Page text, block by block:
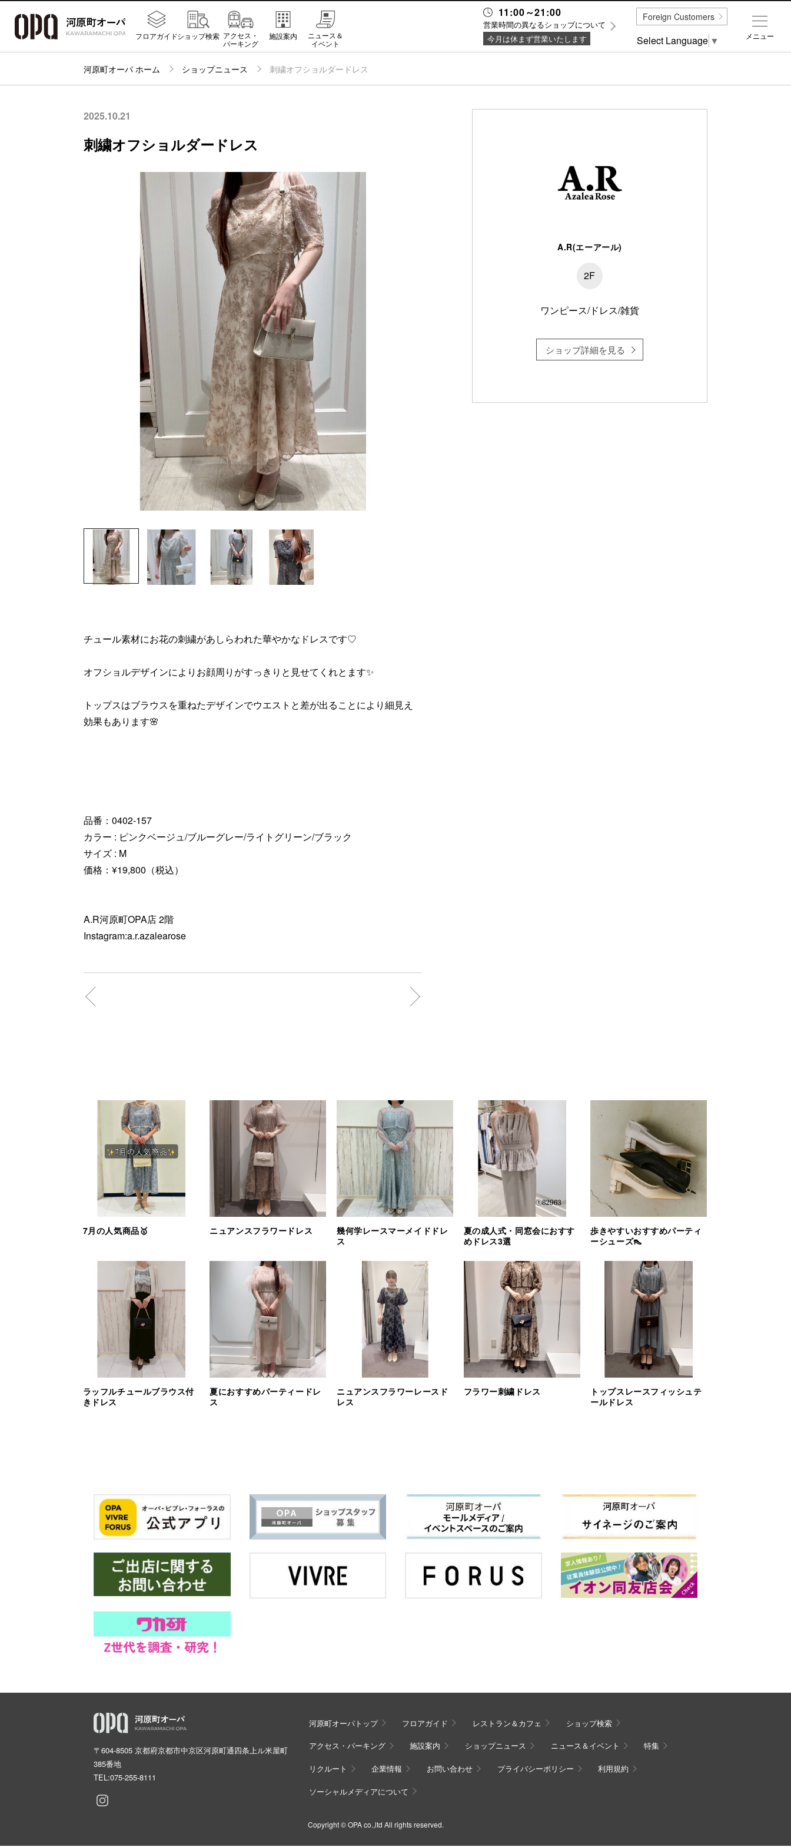
11:00～21:00
営業時間の異なるショップについて
今月は休まず営業いたします
フロアガイドショップ検索 アクセス・
パーキング
施設案内
ニュース＆
イベント
河原町オーパ ホーム ショップニュース 刺繍オフショルダードレス
2025.10.21
刺繍オフショルダードレス
チュール素材にお花の刺繍があしらわれた華やかなドレスです♡
オフショルデザインによりお顔周りがすっきりと見せてくれとます✨️
トップスはブラウスを重ねたデザインでウエストと差が出ることにより細見え
効果もあります🌸
品番：0402-157
カラー : ピンクベージュ/ブルーグレー/ライトグリーン/ブラック
サイズ : M
価格：¥19,800（税込）
A.R河原町OPA店 2階
Instagram:a.r.azalearose
A.R(エーアール)
2F
ワンピース/ドレス/雑貨
ショップ詳細を見る
7月の人気商品🥇 ニュアンスフラワードレス
幾何学レースマーメイドドレ
ス
夏の成人式・同窓会におすす
めドレス3選
歩きやすいおすすめパーティ
ーシューズ👠
ラッフルチュールブラウス付
きドレス
夏におすすめパーティードレ
ス
ニュアンスフラワーレースド
レス
フラワー刺繍ドレス
トップスレースフィッシュテ
ールドレス
〒604-8505 京都府京都市中京区河原町通四条上ル米屋町
385番地
TEL:075-255-8111
河原町オーパトップ フロアガイド レストラン＆カフェ ショップ検索
アクセス・パーキング 施設案内 ショップニュース ニュース＆イベント 特集
リクルート 企業情報 お問い合わせ プライバシーポリシー 利用規約
ソーシャルメディアについて
Copyright © OPA co.,ltd All rights reserved.
メニュー
Foreign Customers
Select Language ▼